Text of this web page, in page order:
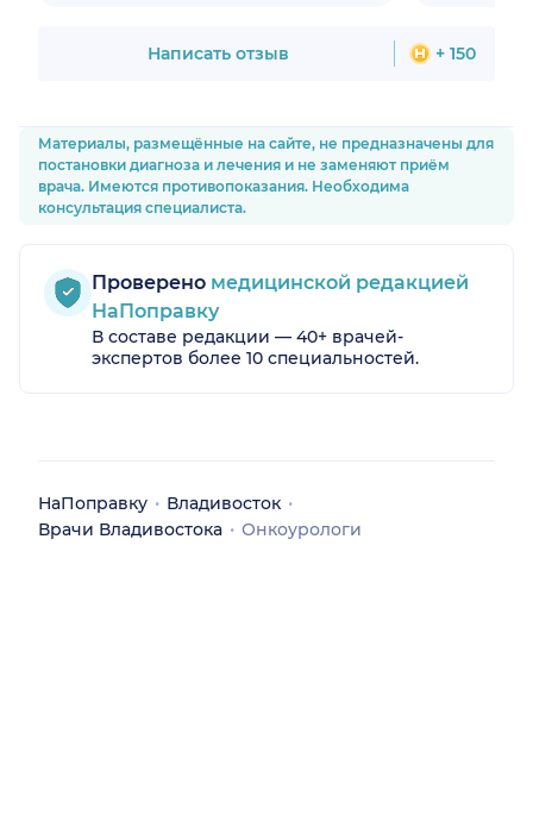
Написать отзыв + 150
Материалы, размещённые на сайте, не предназначены для
постановки диагноза и лечения и не заменяют приём
врача. Имеются противопоказания. Необходима
консультация специалиста.
Проверено медицинской редакцией
НаПоправку
В составе редакции — 40+ врачей-
экспертов более 10 специальностей.
НаПоправку
Владивосток
Врачи Владивостока
Онкоурологи